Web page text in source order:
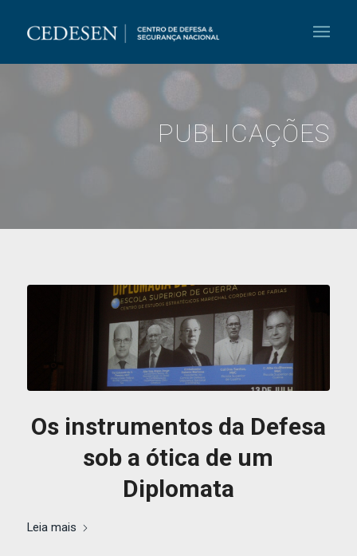
PUBLICAÇÕES
Os instrumentos da Defesa
sob a ótica de um
Diplomata
Leia mais